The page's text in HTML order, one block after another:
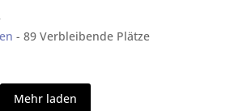
- 89 Verbleibende Plätze
Mehr laden